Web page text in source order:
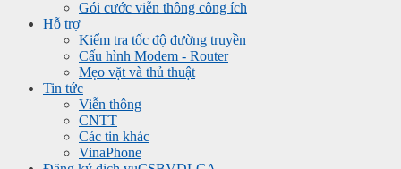
Gói cước viễn thông công ích
Hỗ trợ
Kiểm tra tốc độ đường truyền
Cấu hình Modem - Router
Mẹo vặt và thủ thuật
Tin tức
Viễn thông
CNTT
Các tin khác
VinaPhone